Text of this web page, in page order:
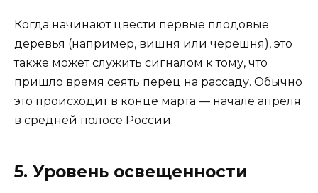
Когда начинают цвести первые плодовые
деревья (например, вишня или черешня), это
также может служить сигналом к тому, что
пришло время сеять перец на рассаду. Обычно
это происходит в конце марта — начале апреля
в средней полосе России.
5. Уровень освещенности